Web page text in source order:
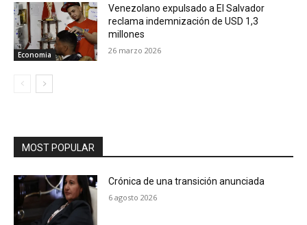
Economia
Venezolano expulsado a El Salvador
reclama indemnización de USD 1,3
millones
26 marzo 2026
MOST POPULAR
Crónica de una transición anunciada
6 agosto 2026